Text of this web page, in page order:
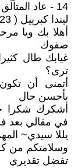
14 - عاد المتألِّق شيخ صفوك أخيرا
ليندا كبرييل ( 2023 / 3 / 11 - 17:58 )
أهلا بك ويا
صفوك
غيابك طال
ترى؟
أتمنى أن
بأحسن حال
أشكرك شكرا
في مقالي بعد
يللا سيدي~
وسلامتكم من
تفضل تقديري